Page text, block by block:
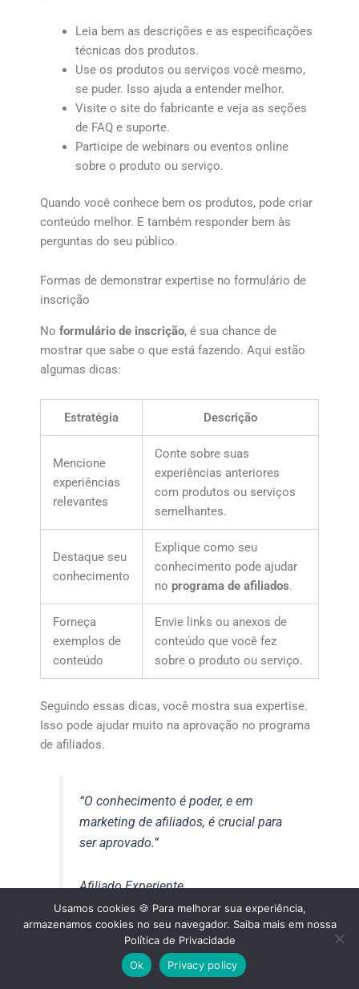
Leia bem as descrições e as especificações
técnicas dos produtos.
Use os produtos ou serviços você mesmo,
se puder. Isso ajuda a entender melhor.
Visite o site do fabricante e veja as seções
de FAQ e suporte.
Participe de webinars ou eventos online
sobre o produto ou serviço.
Quando você conhece bem os produtos, pode criar
conteúdo melhor. E também responder bem às
perguntas do seu público.
Formas de demonstrar expertise no formulário de
inscrição
No formulário de inscrição, é sua chance de
mostrar que sabe o que está fazendo. Aqui estão
algumas dicas:
Estratégia Descrição
Mencione
experiências
relevantes
Conte sobre suas
experiências anteriores
com produtos ou serviços
semelhantes.
Destaque seu
conhecimento
Explique como seu
conhecimento pode ajudar
no programa de afiliados.
Forneça
exemplos de
conteúdo
Envie links ou anexos de
conteúdo que você fez
sobre o produto ou serviço.
Seguindo essas dicas, você mostra sua expertise.
Isso pode ajudar muito na aprovação no programa
de afiliados.
“O conhecimento é poder, e em
marketing de afiliados, é crucial para
ser aprovado.”
Afiliado Experiente
, saber muito sobre o produto ou
serviço melhora suas chances de aprovação.
Também faz seu conteúdo ser mais interessante
Usamos cookies 🍪 Para melhorar sua experiência,
armazenamos cookies no seu navegador. Saiba mais em nossa
Política de Privacidade
Ok
Privacy policy